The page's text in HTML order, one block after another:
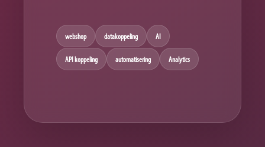
webshop datakoppeling AI
API koppeling automatisering Analytics